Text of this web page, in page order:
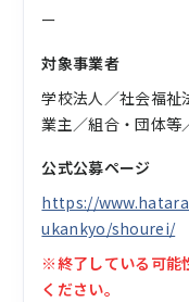
ー
対象事業者
学校法人／社会福祉
業主／組合・団体等
公式公募ページ
https://
ukankyo/shourei/
※終了している可能
ください。